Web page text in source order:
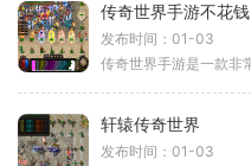
传奇世界手游不花钱
发布时间：01-03
轩辕传奇世界
发布时间：01-03